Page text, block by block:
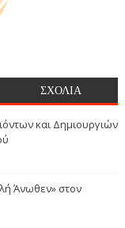
ΣΧΟΛΙΑ
και Δημιουργιών
Άνωθεν» στον